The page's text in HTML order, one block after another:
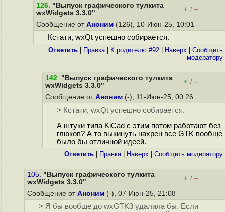
126. "Выпуск графического тулкита
wxWidgets 3.3.0"
+ / –
Сообщение от Аноним (126), 10-Июн-25, 10:01
Кстати, wxQt успешно собирается.
Ответить Правка| К родителю #92 Наверх
Cообщить
модератору
142. "Выпуск графического тулкита
wxWidgets 3.3.0"
+ / –
Сообщение от Аноним (-), 11-Июн-25, 00:26
> Кстати, wxQt успешно собирается.
А штуки типа KiCad с этим потом работают без
глюков? А то выкинуть нахрен все GTK вообще
было бы отличной идеей.
Ответить Правка| Наверх Cообщить модератору
105. "Выпуск графического тулкита
wxWidgets 3.3.0"
+ / –
Сообщение от Аноним (-), 07-Июн-25, 21:08
> Я бы вообще до wxGTK3 удалила бы. Если